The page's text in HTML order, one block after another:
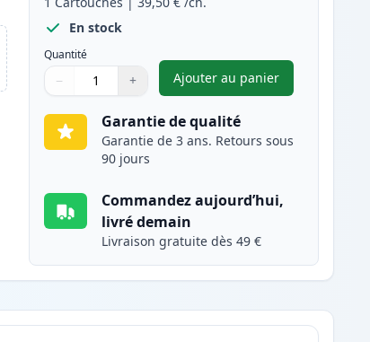
En stock
Quantité
Quantité
Utilisez les boutons pour ajuster
− +
Quantité
Ajouter au panier
,Brother TN242Y
Garantie de qualité
Garantie de 3 ans. Retours sous
90 jours
Commandez aujourd’hui,
livré demain
Livraison gratuite dès 49 €